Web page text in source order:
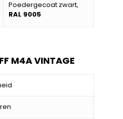
Poedergecoat zwart,
RAL 9005
M4A VINTAGE